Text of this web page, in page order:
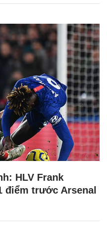
HLV Frank
điểm trước Arsenal